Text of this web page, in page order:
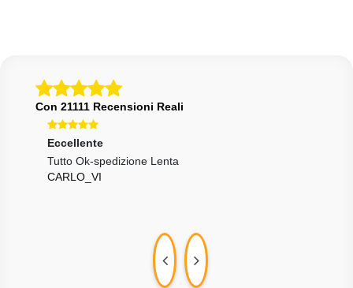
Con 21111 Recensioni Reali
Eccellente
Tutto Ok-spedizione Lenta
CARLO_VI